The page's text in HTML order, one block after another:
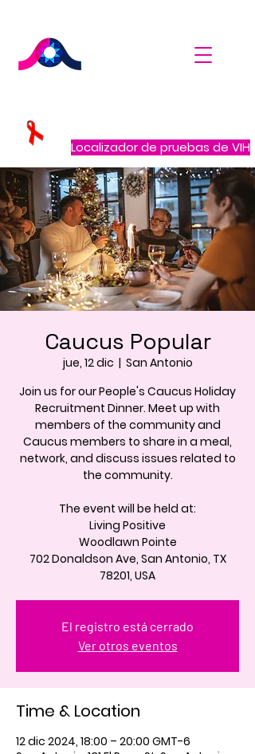
Localizador de pruebas de VIH
Caucus Popular
jue, 12 dic
  |
San Antonio
Join us for our People's Caucus Holiday
Recruitment Dinner. Meet up with
members of the community and
Caucus members to share in a meal,
network, and discuss issues related to
the community.
The event will be held at:
Living Positive
Woodlawn Pointe
702 Donaldson Ave, San Antonio, TX
El registro está cerrado
Ver otros eventos
Time & Location
12 dic 2024, 18:00 – 20:00 GMT-6